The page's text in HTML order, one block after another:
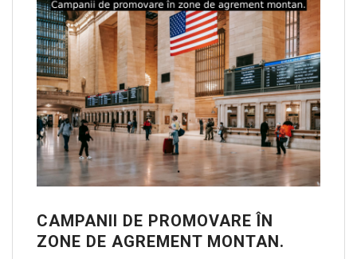
CAMPANII DE PROMOVARE ÎN
ZONE DE AGREMENT MONTAN.